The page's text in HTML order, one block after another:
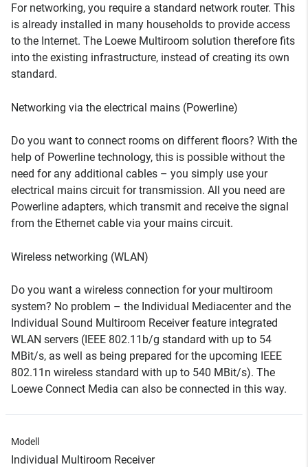
For networking, you require a standard network router. This
is already installed in many households to provide access
to the Internet. The Loewe Multiroom solution therefore fits
into the existing infrastructure, instead of creating its own
standard.
Networking via the electrical mains (Powerline)
Do you want to connect rooms on different floors? With the
help of Powerline technology, this is possible without the
need for any additional cables – you simply use your
electrical mains circuit for transmission. All you need are
Powerline adapters, which transmit and receive the signal
from the Ethernet cable via your mains circuit.
Wireless networking (WLAN)
Do you want a wireless connection for your multiroom
system? No problem – the Individual Mediacenter and the
Individual Sound Multiroom Receiver feature integrated
WLAN servers (IEEE 802.11b/g standard with up to 54
MBit/s, as well as being prepared for the upcoming IEEE
802.11n wireless standard with up to 540 MBit/s). The
Loewe Connect Media can also be connected in this way.
Modell
Individual Multiroom Receiver